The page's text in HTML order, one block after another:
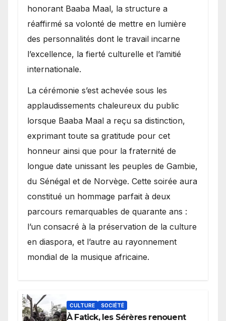
honorant Baaba Maal, la structure a
réaffirmé sa volonté de mettre en lumière
des personnalités dont le travail incarne
l’excellence, la fierté culturelle et l’amitié
internationale.
​La cérémonie s’est achevée sous les
applaudissements chaleureux du public
lorsque Baaba Maal a reçu sa distinction,
exprimant toute sa gratitude pour cet
honneur ainsi que pour la fraternité de
longue date unissant les peuples de Gambie,
du Sénégal et de Norvège. Cette soirée aura
constitué un hommage parfait à deux
parcours remarquables de quarante ans :
l’un consacré à la préservation de la culture
en diaspora, et l’autre au rayonnement
mondial de la musique africaine.
CULTURE SOCIÉTÉ
À Fatick, les Sérères renouent